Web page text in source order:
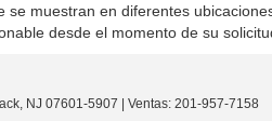
muestran en diferentes
desde el momento de su
NJ 07601-5907 | Ventas: 201-957-7158